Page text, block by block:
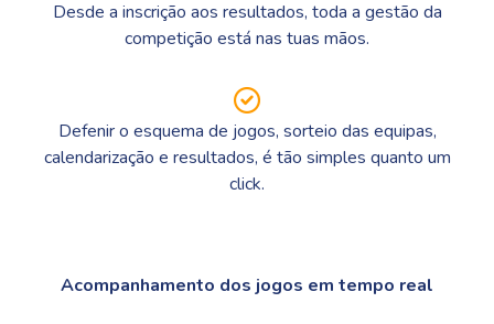
Desde a inscrição aos resultados, toda a gestão da
competição está nas tuas mãos.
Defenir o esquema de jogos, sorteio das equipas,
calendarização e resultados, é tão simples quanto um
click.
Acompanhamento dos jogos em tempo real